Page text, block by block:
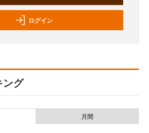
ログイン
ング
月間